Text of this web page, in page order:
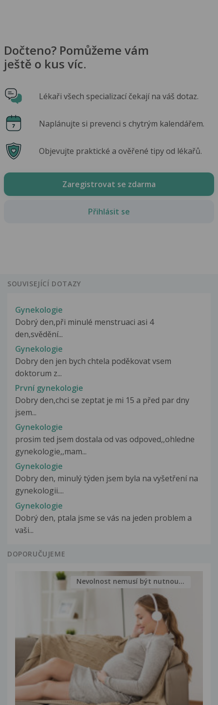
Dočteno? Pomůžeme vám
ještě o kus víc.
Lékaři všech specializací čekají na váš dotaz.
Naplánujte si prevenci s chytrým kalendářem.
Objevujte praktické a ověřené tipy od lékařů.
Zaregistrovat se zdarma
Přihlásit se
SOUVISEJÍCÍ DOTAZY
Gynekologie
Dobrý den,při minulé menstruaci asi 4
den,svědění...
Gynekologie
Dobry den jen bych chtela poděkovat vsem
doktorum z...
První gynekologie
Dobry den,chci se zeptat je mi 15 a před par dny
jsem...
Gynekologie
prosim ted jsem dostala od vas odpoved,,ohledne
gynekologie,,mam...
Gynekologie
Dobry den, minulý týden jsem byla na vyšetření na
gynekologii....
Gynekologie
Dobrý den, ptala jsme se vás na jeden problem a
vaši...
DOPORUČUJEME
Nevolnost nemusí být nutnou...